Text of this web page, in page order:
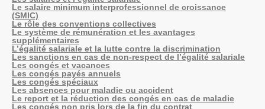
Le salaire minimum interprofessionnel de croissance
(SMIC)
Le rôle des conventions collectives
Le système de rémunération et les avantages
supplémentaires
L’égalité salariale et la lutte contre la discrimination
Les sanctions en cas de non-respect de l’égalité salariale
Les congés et vacances
Les congés payés annuels
Les congés spéciaux
Les absences pour maladie ou accident
Le report et la réduction des congés en cas de maladie
Les congés non pris lors de la fin du contrat